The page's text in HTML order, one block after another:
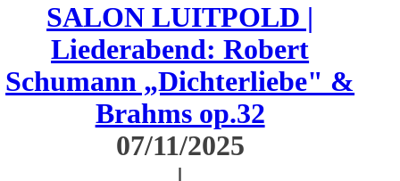
SALON LUITPOLD |
Liederabend: Robert
Schumann „Dichterliebe" &
Brahms op.32
07/11/2025